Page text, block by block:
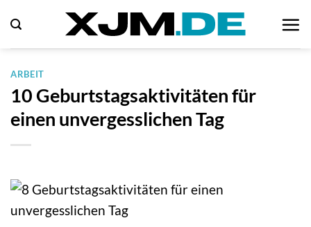
Inhalt
springen
ARBEIT
10 Geburtstagsaktivitäten für
einen unvergesslichen Tag